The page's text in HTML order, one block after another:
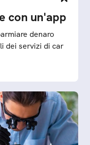
con un'app
denaro
dei servizi di car